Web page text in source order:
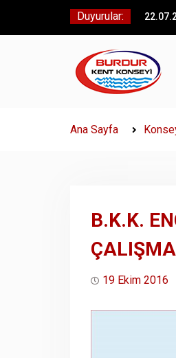
Duyurular:
B.K.K.
Ana Sayfa
B.K.K.
19 Ekim 2016